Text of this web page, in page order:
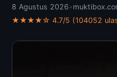
8 Agustus 2026 •
★★★★☆ 4.7/5 (104052